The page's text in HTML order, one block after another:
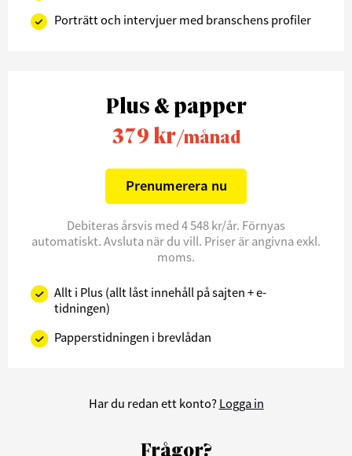
Porträtt och intervjuer med branschens profiler
Plus & papper
379 kr/månad
Prenumerera nu
Debiteras årsvis med 4 548 kr/år. Förnyas
automatiskt. Avsluta när du vill. Priser är angivna exkl.
moms.
Allt i Plus (allt låst innehåll på sajten + e-
tidningen)
Papperstidningen i brevlådan
Har du redan ett konto? Logga in
Frågor?